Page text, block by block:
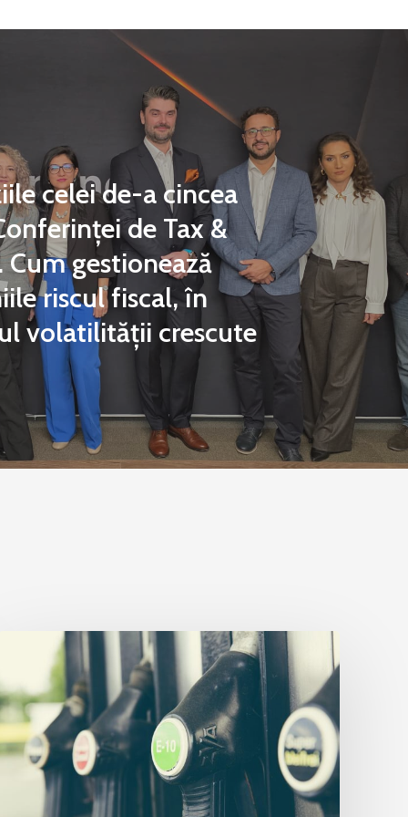
celei de-a cincea
de Tax &
Cum gestionează
riscul fiscal, în
volatilității crescute